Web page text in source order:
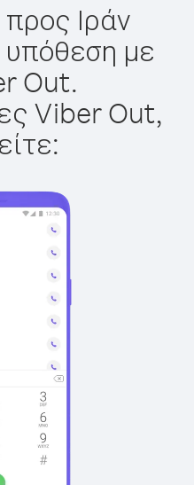
Ιράν
υπόθεση με
Out.
Viber Out,